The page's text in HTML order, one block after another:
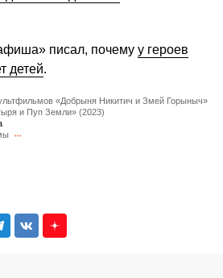
писал, почему у героев
детей.
«Добрыня Никитич и Змей Горыныч»
и Пуп Земли» (2023)